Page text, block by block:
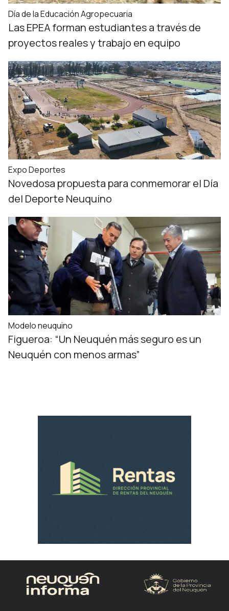
Día de la Educación Agropecuaria
Las EPEA forman estudiantes a través de
proyectos reales y trabajo en equipo
Expo Deportes
Novedosa propuesta para conmemorar el Día
del Deporte Neuquino
Modelo neuquino
Figueroa: “Un Neuquén más seguro es un
Neuquén con menos armas”